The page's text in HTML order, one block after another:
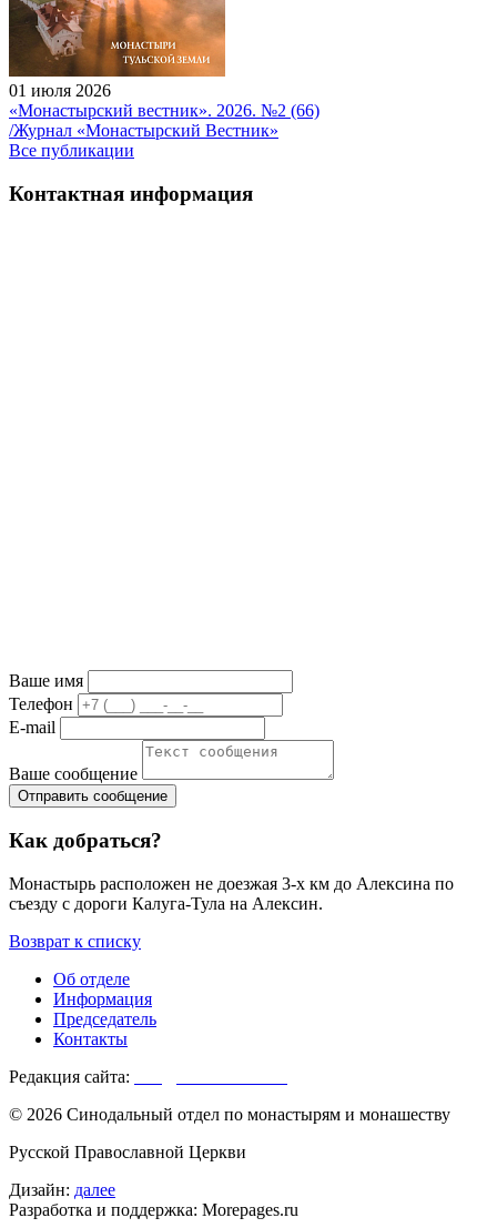
01 июля 2026
«Монастырский вестник». 2026. №2 (66)
/Журнал «Монастырский Вестник»
Все публикации
Контактная информация
Ваше имя
Телефон
E-mail
Ваше сообщение
Как добраться?
Монастырь расположен не доезжая 3-х км до Алексина по
съезду с дороги Калуга-Тула на Алексин.
Возврат к списку
Об отделе
Информация
Председатель
Контакты
Редакция сайта:
© 2026 Синодальный отдел по монастырям и монашеству
Русской Православной Церкви
Дизайн: далее
Разработка и поддержка: Morepages.ru